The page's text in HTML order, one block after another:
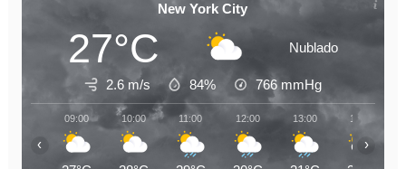
New York City
27°C Nublado
2.6 m/s 84% 766 mmHg
09:00 10:00 11:00 12:00 13:00 14:00
‹ ›